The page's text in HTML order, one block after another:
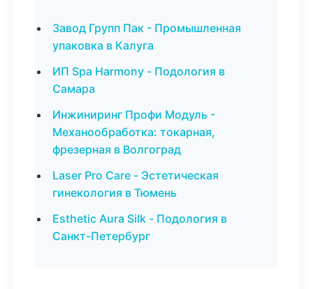
Завод Групп Пак - Промышленная
упаковка в Калуга
ИП Spa Harmony - Подология в
Самара
Инжиниринг Профи Модуль -
Механообработка: токарная,
фрезерная в Волгоград
Laser Pro Care - Эстетическая
гинекология в Тюмень
Esthetic Aura Silk - Подология в
Санкт-Петербург